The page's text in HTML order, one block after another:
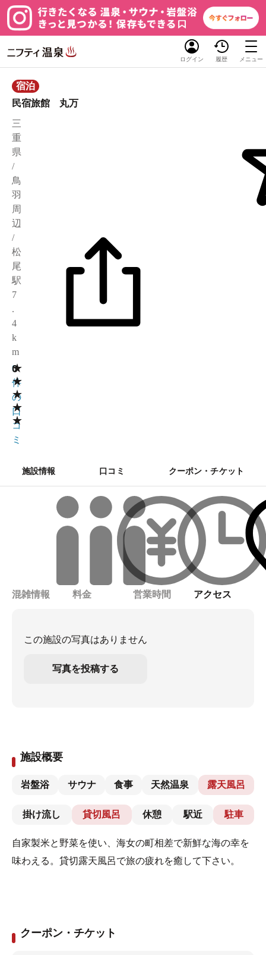
ログイン 履歴 メニュー
宿泊
民宿旅館 丸万
三
重
県
/
鳥
羽
周
辺
/
松
尾
駅
7
.
4
k
m
★
★
★
★
★
0
0
件
の
口
コ
ミ
施設情報 口コミ クーポン・チケット
混雑情報 料金 営業時間 アクセス
この施設の写真はありません
写真を投稿する
施設概要
岩盤浴 サウナ 食事 天然温泉 露天風呂
掛け流し 貸切風呂 休憩 駅近 駐車
自家製米と野菜を使い、海女の町相差で新鮮な海の幸を
味わえる。貸切露天風呂で旅の疲れを癒して下さい。
クーポン・チケット